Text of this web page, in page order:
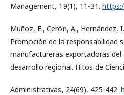
Management, 19(1), 11-31.
Muñoz, E., Cerón, A., Hernández,
Promoción de la responsabilidad
manufactureras exportadoras del
desarrollo regional. Hitos de
Administrativas, 24(69), 425-442.